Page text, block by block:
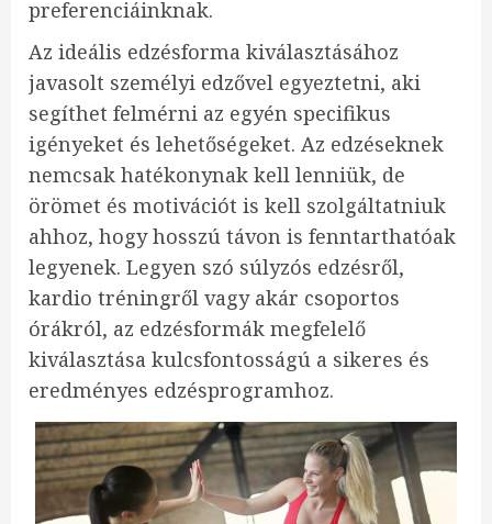
preferenciáinknak.
Az ideális edzésforma kiválasztásához
javasolt személyi edzővel egyeztetni, aki
segíthet felmérni az egyén specifikus
igényeket és lehetőségeket. Az edzéseknek
nemcsak hatékonynak kell lenniük, de
örömet és motivációt is kell szolgáltatniuk
ahhoz, hogy hosszú távon is fenntarthatóak
legyenek. Legyen szó súlyzós edzésről,
kardio tréningről vagy akár csoportos
órákról, az edzésformák megfelelő
kiválasztása kulcsfontosságú a sikeres és
eredményes edzésprogramhoz.